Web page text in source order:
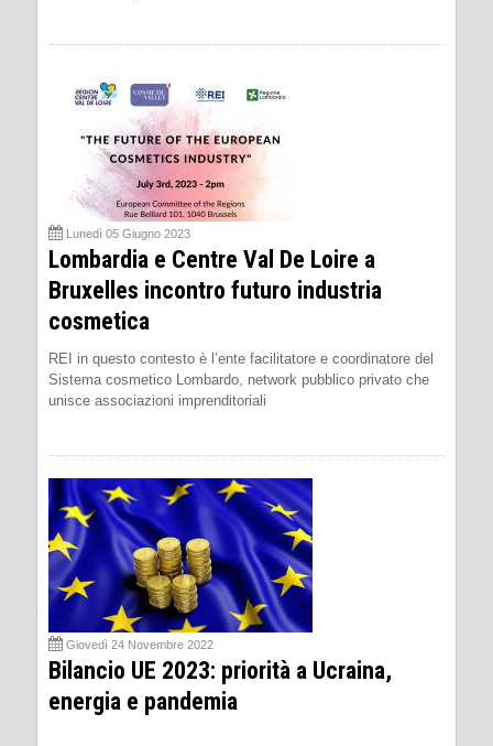
Lunedì 05 Giugno 2023
Lombardia e Centre Val De Loire a
Bruxelles incontro futuro industria
cosmetica
REI in questo contesto è l’ente facilitatore e coordinatore del
Sistema cosmetico Lombardo, network pubblico privato che
unisce associazioni imprenditoriali
Giovedì 24 Novembre 2022
Bilancio UE 2023: priorità a Ucraina,
energia e pandemia